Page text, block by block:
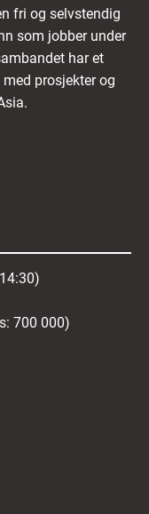
fri og selvstendig
som jobber under
har et
prosjekter og
700 000)